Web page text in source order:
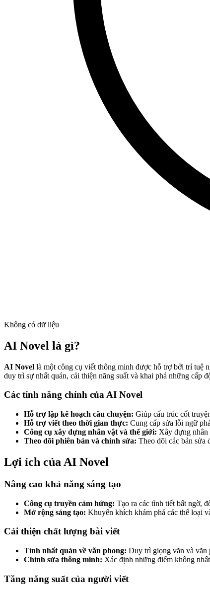
Không có dữ liệu
AI Novel là gì?
AI Novel là một công cụ viết thông minh được hỗ trợ bởi trí tuệ
duy trì sự nhất quán, cải thiện năng suất và khai phá những cấp
Các tính năng chính của AI Novel
Hỗ trợ lập kế hoạch câu chuyện: Giúp cấu trúc cốt
Hỗ trợ viết theo thời gian thực: Cung cấp sửa lỗi ngữ
Công cụ xây dựng nhân vật và thế giới: Xây dựng nhân
Theo dõi phiên bản và chỉnh sửa: Theo dõi các bản sửa
Lợi ích của AI Novel
Nâng cao khả năng sáng tạo
Công cụ truyền cảm hứng: Tạo ra các tình tiết bất ngờ,
Mở rộng sáng tạo: Khuyến khích khám phá các thể loại
Cải thiện chất lượng bài viết
Tính nhất quán về văn phong: Duy trì giọng văn và văn
Chỉnh sửa thông minh: Xác định những điểm không
Tăng năng suất của người viết